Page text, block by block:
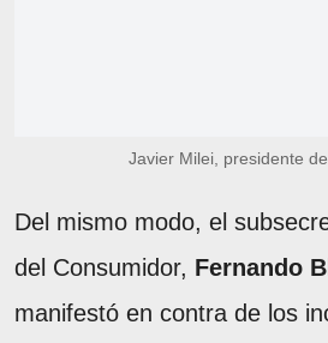
Javier Milei, presidente de
Del mismo modo, el
del Consumidor, Fernando
manifestó en contra de los